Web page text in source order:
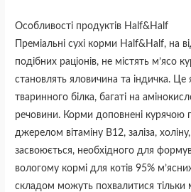
Особливості продуктів Half&Half
Преміальні сухі корми Half&Half, на
подібних раціонів, не містять м’ясо
становлять яловичина та індичка. Це
тваринного білка, багаті на
речовини. Корми доповнені курячою
джерелом вітаміну В12, заліза,
засвоюється, необхідного для
вологому кормі для котів 95%
складом можуть похвалитися тільки